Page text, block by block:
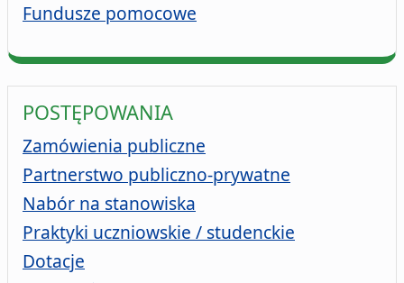
Fundusze pomocowe
POSTĘPOWANIA
Zamówienia publiczne
Partnerstwo publiczno-prywatne
Nabór na stanowiska
Praktyki uczniowskie / studenckie
Dotacje